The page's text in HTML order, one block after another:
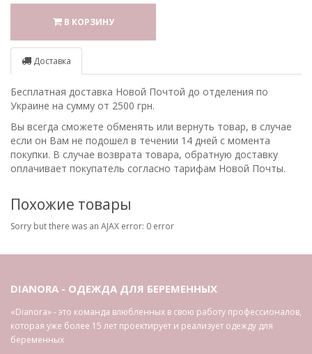
В КОРЗИНУ
Доставка
Бесплатная доставка Новой Почтой до отделения по
Украине на сумму от 2500 грн.
Вы всегда сможете обменять или вернуть товар, в случае
если он Вам не подошел в течении 14 дней с момента
покупки. В случае возврата товара, обратную доставку
оплачивает покупатель согласно тарифам Новой Почты.
Похожие товары
Sorry but there was an AJAX error: 0 error
DIANORA - ОДЕЖДА ДЛЯ БЕРЕМЕННЫХ
«Dianora» - это команда влюбленных в свою работу профессионалов,
которая уже более 15 лет проектирует и реализует одежду для
беременных